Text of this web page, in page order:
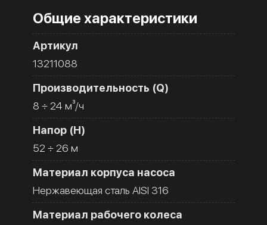
Общие характеристики
Артикул
13211088
Производительность (Q)
8 ÷ 24 м³/ч
Напор (H)
52 ÷ 26 м
Материал корпуса насоса
Нержавеющая сталь AISI 316
Материал рабочего колеса